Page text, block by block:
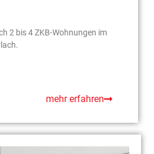
2 bis 4 ZKB-Wohnungen im
mehr erfahren